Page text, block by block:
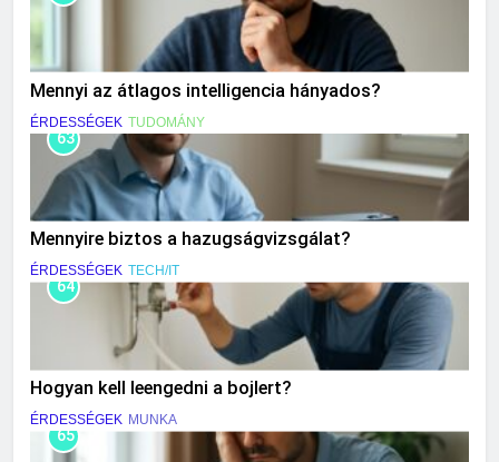
Mennyi az átlagos intelligencia hányados?
ÉRDESSÉGEK TUDOMÁNY
63
Mennyire biztos a hazugságvizsgálat?
ÉRDESSÉGEK TECH/IT
64
Hogyan kell leengedni a bojlert?
ÉRDESSÉGEK MUNKA
65